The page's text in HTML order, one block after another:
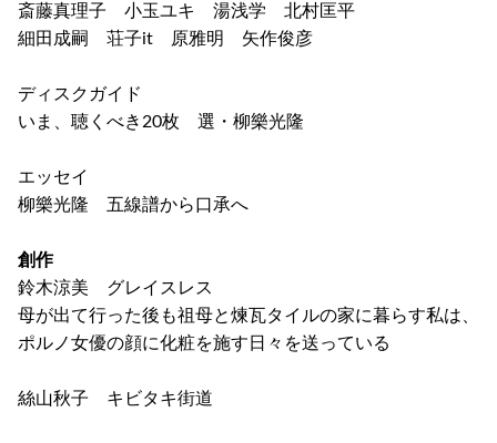
斎藤真理子 小玉ユキ 湯浅学 北村匡平
細田成嗣 荘子it 原雅明 矢作俊彦
ディスクガイド
いま、聴くべき20枚 選・柳樂光隆
エッセイ
柳樂光隆 五線譜から口承へ
創作
鈴木涼美 グレイスレス
母が出て行った後も祖母と煉瓦タイルの家に暮らす私は、
ポルノ女優の顔に化粧を施す日々を送っている
絲山秋子 キビタキ街道